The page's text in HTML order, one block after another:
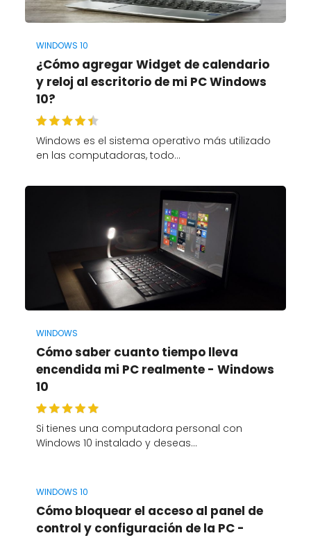
WINDOWS 10
¿Cómo agregar Widget de calendario
y reloj al escritorio de mi PC Windows
10?
Windows es el sistema operativo más utilizado
en las computadoras, todo…
WINDOWS
Cómo saber cuanto tiempo lleva
encendida mi PC realmente - Windows
10
Si tienes una computadora personal con
Windows 10 instalado y deseas…
WINDOWS 10
Cómo bloquear el acceso al panel de
control y configuración de la PC -